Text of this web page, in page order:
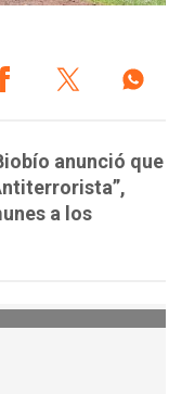
anunció que
a los